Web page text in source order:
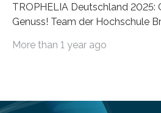
TROPHELIA Deutschland 2025:
Genuss! Team der Hochschule
ECOTROPHELIAMit der
Studierende der
More than 1 year ago